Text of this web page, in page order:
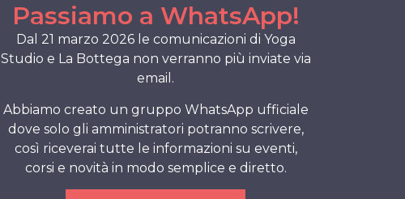
via U.Foscolo 5/A
Pordenone
con
AURELIA DEBENEDETTI.
LA LEZIONE, CONDOTTA IN
Passiamo a WhatsApp!
Dal 21 marzo 2026 le comunicazioni di Yoga
Studio e La Bottega non verranno più inviate via
email.
Abbiamo creato un gruppo WhatsApp ufficiale
dove solo gli amministratori potranno scrivere,
così riceverai tutte le informazioni su eventi,
corsi e novità in modo semplice e diretto.